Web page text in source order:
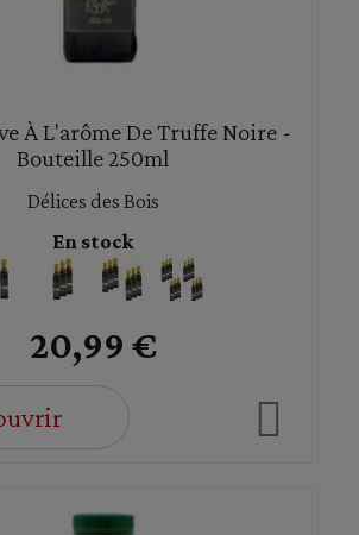
À L'arôme De Truffe Noire -
Bouteille 250ml
Délices des Bois
En stock
20,99 €